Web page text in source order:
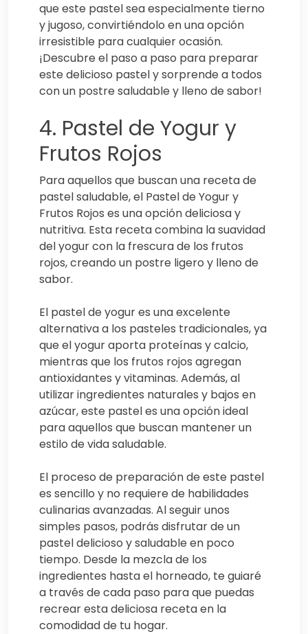
que este pastel sea especialmente tierno
y jugoso, convirtiéndolo en una opción
irresistible para cualquier ocasión.
¡Descubre el paso a paso para preparar
este delicioso pastel y sorprende a todos
con un postre saludable y lleno de sabor!
4. Pastel de Yogur y
Frutos Rojos
Para aquellos que buscan una receta de
pastel saludable, el Pastel de Yogur y
Frutos Rojos es una opción deliciosa y
nutritiva. Esta receta combina la suavidad
del yogur con la frescura de los frutos
rojos, creando un postre ligero y lleno de
sabor.
El pastel de yogur es una excelente
alternativa a los pasteles tradicionales, ya
que el yogur aporta proteínas y calcio,
mientras que los frutos rojos agregan
antioxidantes y vitaminas. Además, al
utilizar ingredientes naturales y bajos en
azúcar, este pastel es una opción ideal
para aquellos que buscan mantener un
estilo de vida saludable.
El proceso de preparación de este pastel
es sencillo y no requiere de habilidades
culinarias avanzadas. Al seguir unos
simples pasos, podrás disfrutar de un
pastel delicioso y saludable en poco
tiempo. Desde la mezcla de los
ingredientes hasta el horneado, te guiaré
a través de cada paso para que puedas
recrear esta deliciosa receta en la
comodidad de tu hogar.